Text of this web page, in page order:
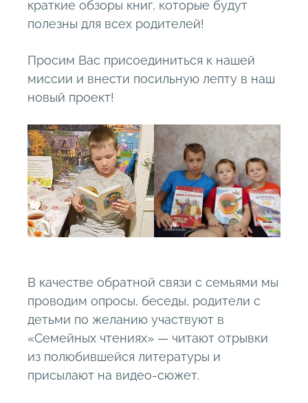
краткие обзоры книг, которые будут
полезны для всех родителей!
Просим Вас присоединиться к нашей
миссии и внести посильную лепту в наш
новый проект!
В качестве обратной связи с семьями мы
проводим опросы, беседы, родители с
детьми по желанию участвуют в
«Семейных чтениях» — читают отрывки
из полюбившейся литературы и
присылают на видео-сюжет.